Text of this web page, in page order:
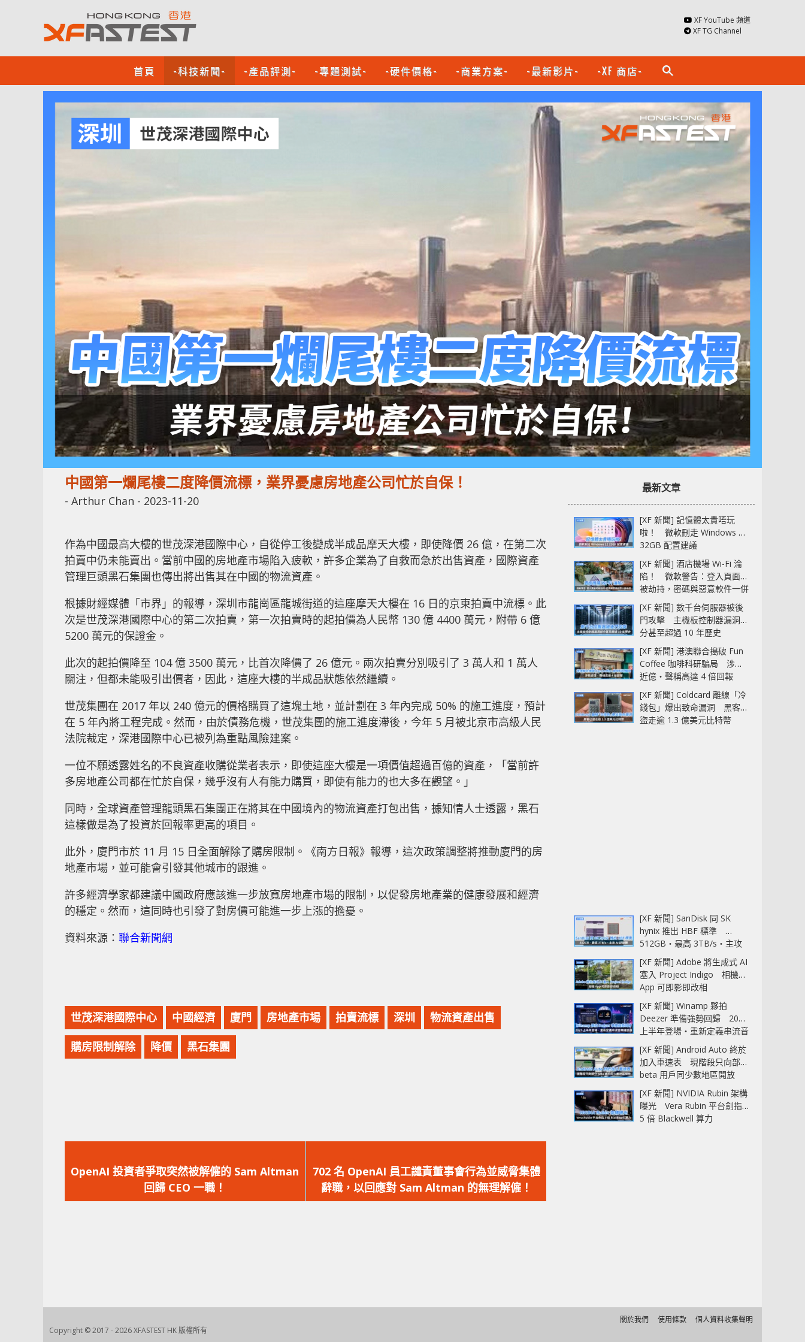
XF YouTube 頻道
XF TG Channel
首頁 -科技新聞- -產品評測- -專題測試- -硬件價格- -商業方案- -最新影片- -XF 商店- search
中國第一爛尾樓二度降價流標，業界憂慮房地產公司忙於自保！
- Arthur Chan - 2023-11-20
作為中國最高大樓的世茂深港國際中心，自從停工後變成半成品摩天大樓，即使降價 26 億，在第二次
拍賣中仍未能賣出。當前中國的房地產市場陷入疲軟，許多企業為了自救而急於出售資產，國際資產
管理巨頭黑石集團也傳出將出售其在中國的物流資產。
根據財經媒體「市界」的報導，深圳市龍崗區龍城街道的這座摩天大樓在 16 日的京東拍賣中流標。此
次是世茂深港國際中心的第二次拍賣，第一次拍賣時的起拍價為人民幣 130 億 4400 萬元，附帶 6 億
5200 萬元的保證金。
此次的起拍價降至 104 億 3500 萬元，比首次降價了 26 億元。兩次拍賣分別吸引了 3 萬人和 1 萬人
關注，但都未能吸引出價者，因此，這座大樓的半成品狀態依然繼續。
世茂集團在 2017 年以 240 億元的價格購買了這塊土地，並計劃在 3 年內完成 50% 的施工進度，預計
在 5 年內將工程完成。然而，由於債務危機，世茂集團的施工進度滯後，今年 5 月被北京市高級人民
法院裁定，深港國際中心已被列為重點風險建案。
一位不願透露姓名的不良資產收購從業者表示，即使這座大樓是一項價值超過百億的資產，「當前許
多房地產公司都在忙於自保，幾乎沒有人有能力購買，即使有能力的也大多在觀望。」
同時，全球資產管理龍頭黑石集團正在將其在中國境內的物流資產打包出售，據知情人士透露，黑石
這樣做是為了投資於回報率更高的項目。
此外，廈門市於 11 月 15 日全面解除了購房限制。《南方日報》報導，這次政策調整將推動廈門的房
地產市場，並可能會引發其他城市的跟進。
許多經濟學家都建議中國政府應該進一步放寬房地產市場的限制，以促發房地產業的健康發展和經濟
的穩定。然而，這同時也引發了對房價可能進一步上漲的擔憂。
資料來源： 聯合新聞網
世茂深港國際中心 中國經濟 廈門 房地產市場 拍賣流標 深圳 物流資產出售
購房限制解除 降價 黑石集團
一
篇
文
OpenAI 投資者爭取突然被解僱的 Sam Altman
回歸 CEO 一職！
一
篇
文
702 名 OpenAI 員工譴責董事會行為並威脅集體
辭職，以回應對 Sam Altman 的無理解僱！
最新文章
[XF 新聞] 記憶體太貴唔玩
啦！ 微軟刪走 Windows 11
32GB 配置建議
[XF 新聞] 酒店機場 Wi-Fi 淪
陷！ 微軟警告：登入頁面可
被劫持，密碼與惡意軟件一併
中招
[XF 新聞] 數千台伺服器被後
門攻擊 主機板控制器漏洞部
分甚至超過 10 年歷史
[XF 新聞] 港澳聯合搗破 Fun
Coffee 咖啡科研騙局 涉款
近億‧聲稱高達 4 倍回報
[XF 新聞] Coldcard 離線「冷
錢包」爆出致命漏洞 黑客已
盜走逾 1.3 億美元比特幣
[XF 新聞] SanDisk 同 SK
hynix 推出 HBF 標準
512GB‧最高 3TB/s‧主攻
AI 記憶體
[XF 新聞] Adobe 將生成式 AI
塞入 Project Indigo 相機
App 可即影即改相
[XF 新聞] Winamp 夥拍
Deezer 準備強勢回歸 2027
上半年登場‧重新定義串流音
樂播放器
[XF 新聞] Android Auto 終於
加入車速表 現階段只向部分
beta 用戶同少數地區開放
[XF 新聞] NVIDIA Rubin 架構
曝光 Vera Rubin 平台劍指
5 倍 Blackwell 算力
Copyright © 2017 - 2026 XFASTEST HK 版權所有
關於我們 使用條款 個人資料收集聲明